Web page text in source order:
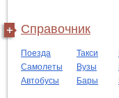
Справочник
Поезда Такси
Самолеты
Вузы
Автобусы
Бары